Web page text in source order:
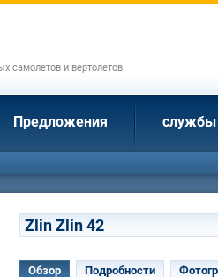
самолетов и вертолетов
Предложения службы
Zlin Zlin 42
Обзор Подробности